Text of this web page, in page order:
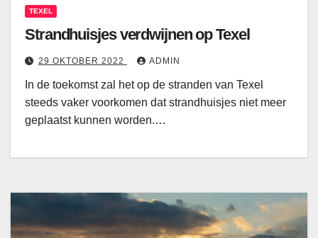
TEXEL
Strandhuisjes verdwijnen op Texel
29 OKTOBER 2022 ADMIN
In de toekomst zal het op de stranden van Texel
steeds vaker voorkomen dat strandhuisjes niet meer
geplaatst kunnen worden.…